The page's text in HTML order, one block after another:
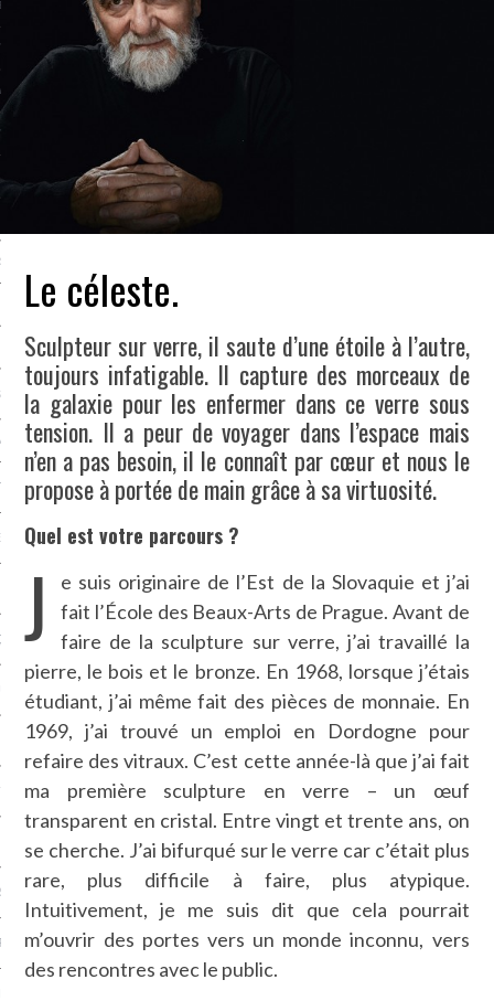
GUERRE
EN VOD
Le céleste.
Sculpteur sur verre, il saute d’une étoile à l’autre,
toujours infatigable. Il capture des morceaux de
la galaxie pour les enfermer dans ce verre sous
tension. Il a peur de voyager dans l’espace mais
n’en a pas besoin, il le connaît par cœur et nous le
propose à portée de main grâce à sa virtuosité.
Quel est votre parcours ?
J
e suis originaire de l’Est de la Slovaquie et j’ai
fait l’École des Beaux-Arts de Prague. Avant de
faire de la sculpture sur verre, j’ai travaillé la
pierre, le bois et le bronze. En 1968, lorsque j’étais
étudiant, j’ai même fait des pièces de monnaie. En
1969, j’ai trouvé un emploi en Dordogne pour
refaire des vitraux. C’est cette année-là que j’ai fait
ma première sculpture en verre – un œuf
transparent en cristal. Entre vingt et trente ans, on
se cherche. J’ai bifurqué sur le verre car c’était plus
rare, plus difficile à faire, plus atypique.
Intuitivement, je me suis dit que cela pourrait
m’ouvrir des portes vers un monde inconnu, vers
des rencontres avec le public.